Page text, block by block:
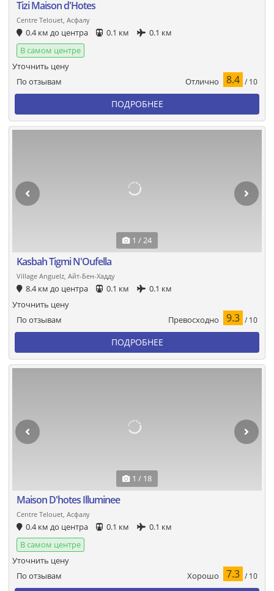
Tizi Maison d'Hotes
Centre Telouet, Асфалу
0.4 км до центра 0.1 км
0.1 км
В самом центре
По отзывам Отлично 8.4 / 10
Уточнить цену
ПОДРОБНЕЕ
1 / 24
Kasbah Tigmi N'Oufella
Village Anguelz, Айт-Бен-Хадду
8.4 км до центра 0.1 км 0.1 км
По отзывам Превосходно 9.3 / 10
Уточнить цену
ПОДРОБНЕЕ
1 / 18
Maison D'hotes Illuminee
Centre Telouet, Асфалу
0.4 км до центра 0.1 км
0.1 км
В самом центре
По отзывам Хорошо 7.3 / 10
Уточнить цену